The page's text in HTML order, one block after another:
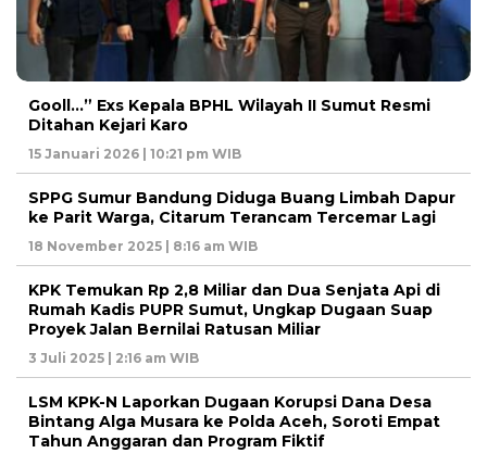
Gooll…” Exs Kepala BPHL Wilayah II Sumut Resmi
Ditahan Kejari Karo
15 Januari 2026 | 10:21 pm WIB
SPPG Sumur Bandung Diduga Buang Limbah Dapur
ke Parit Warga, Citarum Terancam Tercemar Lagi
18 November 2025 | 8:16 am WIB
KPK Temukan Rp 2,8 Miliar dan Dua Senjata Api di
Rumah Kadis PUPR Sumut, Ungkap Dugaan Suap
Proyek Jalan Bernilai Ratusan Miliar
3 Juli 2025 | 2:16 am WIB
LSM KPK-N Laporkan Dugaan Korupsi Dana Desa
Bintang Alga Musara ke Polda Aceh, Soroti Empat
Tahun Anggaran dan Program Fiktif